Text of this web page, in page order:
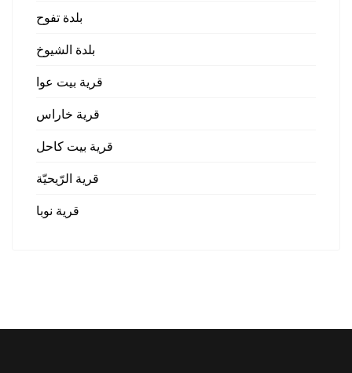
بلدة تفوح
بلدة الشيوخ
قرية بيت عوا
قرية خاراس
قرية بيت كاحل
قرية الرّيحيّة
قرية نوبا